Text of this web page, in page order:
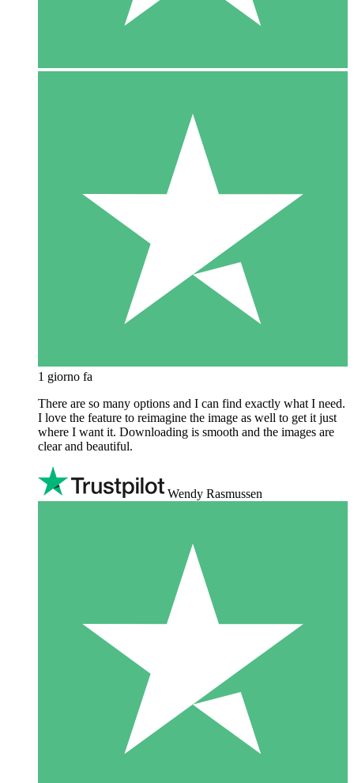
1 giorno fa
There are so many options and I can find exactly what I need.
I love the feature to reimagine the image as well to get it just
where I want it. Downloading is smooth and the images are
clear and beautiful.
Wendy Rasmussen